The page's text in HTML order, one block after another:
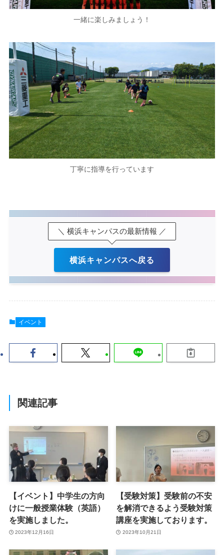
一緒に楽しみましょう！
丁寧に指導を行っています
＼ 横浜キャンパスの最新情報 ／
横浜キャンパスへ戻る
イベント
関連記事
【イベント】中学生の方向
けに一般授業体験（英語）
を実施しました。
2023年12月16日
【受験対策】受験前の不安
を解消できるよう受験対策
講座を実施しております。
2023年10月21日